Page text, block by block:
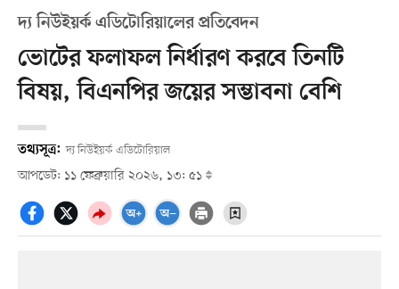
দ্য নিউইয়র্ক এডিটোরিয়ালের প্রতিবেদন
ভোটের ফলাফল নির্ধারণ করবে তিনটি
বিষয়, বিএনপির জয়ের সম্ভাবনা বেশি
তথ্যসূত্র: দ্য নিউইয়র্ক এডিটোরিয়াল
আপডেট: ১১ ফেব্রুয়ারি ২০২৬, ১৩: ৫১